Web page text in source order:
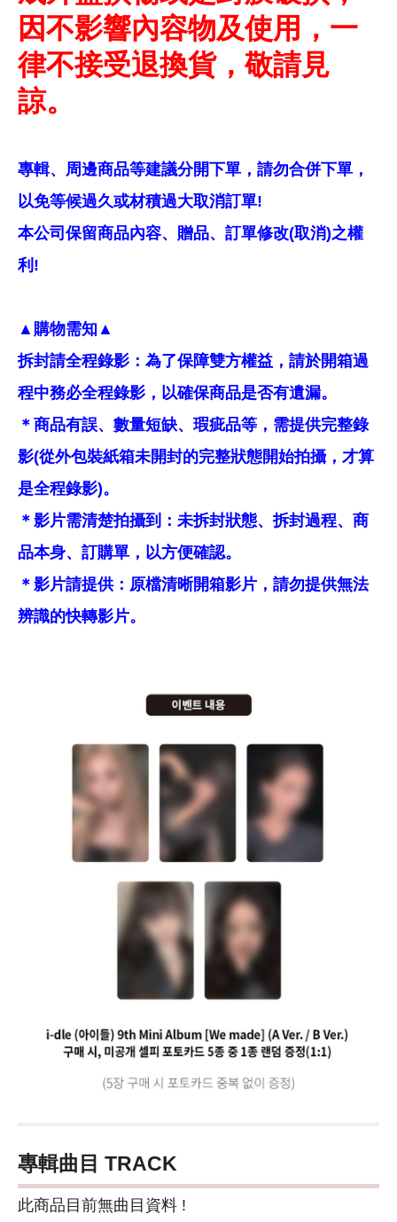
因不影響內容物及使用，一
律不接受退換貨，敬請見
諒。
專輯、周邊商品等建議分開下單，請勿合併下單，
以免等候過久或材積過大取消訂單!
本公司保留商品內容、贈品、訂單修改(取消)之權
利!
▲購物需知▲
拆封請全程錄影：為了保障雙方權益，請於開箱過
程中務必全程錄影，以確保商品是否有遺漏。
＊商品有誤、數量短缺、瑕疵品等，需提供完整錄
影(從外包裝紙箱未開封的完整狀態開始拍攝，才算
是全程錄影)。
＊影片需清楚拍攝到：未拆封狀態、拆封過程、商
品本身、訂購單，以方便確認。
＊影片請提供：原檔清晰開箱影片，請勿提供無法
辨識的快轉影片。
專輯曲目 TRACK
此商品目前無曲目資料 !